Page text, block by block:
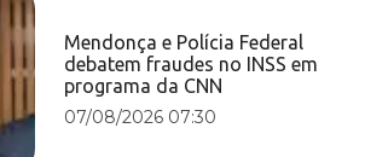
Mendonça e Polícia Federal
debatem fraudes no INSS em
programa da CNN
07/08/2026 07:30